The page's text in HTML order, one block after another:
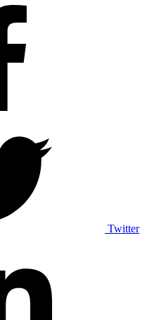
Twitter